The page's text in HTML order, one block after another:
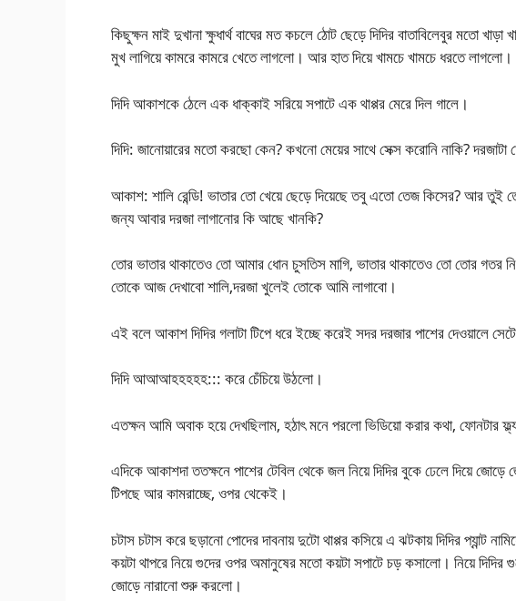
কিছুক্ষন মাই দুখানা ক্ষুধার্থ বাঘের মত কচলে ঠোট ছেড়ে দিদির বাতাবিলেবুর মতো
মুখ লাগিয়ে কামরে কামরে খেতে লাগলো। আর হাত দিয়ে খামচে খামচে ধরতে লাগলো।
দিদি আকাশকে ঠেলে এক ধাক্কাই সরিয়ে সপাটে এক থাপ্পর মেরে দিল গালে।
দিদি: জানোয়ারের মতো করছো কেন? কখনো মেয়ের সাথে সেক্স করোনি নাকি?
আকাশ: শালি রেন্ডি! ভাতার তো খেয়ে ছেড়ে দিয়েছে তবু এতো তেজ কিসের? আর তুই তো
জন্য আবার দরজা লাগানোর কি আছে খানকি?
তোর ভাতার থাকাতেও তো আমার ধোন চুসতিস মাগি, ভাতার থাকাতেও তো তোর গতর
তোকে আজ দেখাবো শালি,দরজা খুলেই তোকে আমি লাগাবো।
এই বলে আকাশ দিদির গলাটা টিপে ধরে ইচ্ছে করেই সদর দরজার পাশের দেওয়ালে
দিদি আআআহহহহহ::: করে চেঁচিয়ে উঠলো।
এতক্ষন আমি অবাক হয়ে দেখছিলাম, হঠাৎ মনে পরলো ভিডিয়ো করার কথা, ফোনটার
এদিকে আকাশদা ততক্ষনে পাশের টেবিল থেকে জল নিয়ে দিদির বুকে ঢেলে দিয়ে
টিপছে আর কামরাচ্ছে, ওপর থেকেই।
চটাস চটাস করে ছড়ানো পোদের দাবনায় দুটো থাপ্পর কসিয়ে এ ঝটকায় দিদির প্যান্ট
কয়টা থাপরে নিয়ে গুদের ওপর অমানুষের মতো কয়টা সপাটে চড় কসালো। নিয়ে
জোড়ে নারানো শুরু করলো।